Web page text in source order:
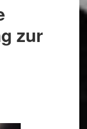
zur